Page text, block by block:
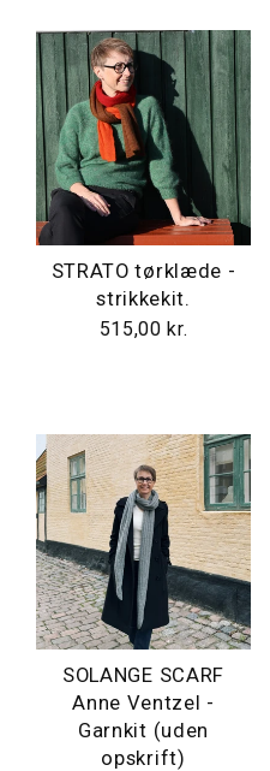
STRATO tørklæde -
strikkekit.
515,00 kr.
SOLANGE SCARF
Anne Ventzel -
Garnkit (uden
opskrift)